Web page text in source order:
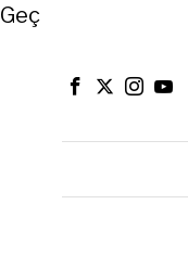
Close
Geç